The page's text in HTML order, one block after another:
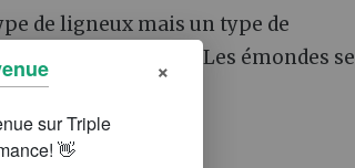
de ligneux mais un type de
jeunes rameaux. Les émondes se
×